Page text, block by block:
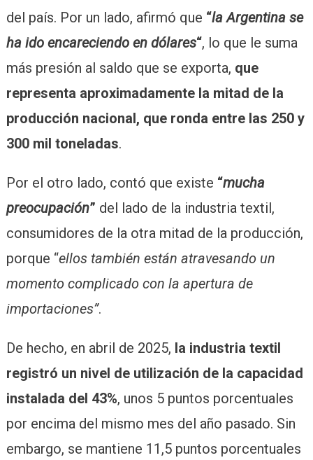
del país. Por un lado, afirmó que “la Argentina se
ha ido encareciendo en dólares“, lo que le suma
más presión al saldo que se exporta, que
representa aproximadamente la mitad de la
producción nacional, que ronda entre las 250 y
300 mil toneladas.
Por el otro lado, contó que existe “mucha
preocupación” del lado de la industria textil,
consumidores de la otra mitad de la producción,
porque “ellos también están atravesando un
momento complicado con la apertura de
importaciones”.
De hecho, en abril de 2025, la industria textil
registró un nivel de utilización de la capacidad
instalada del 43%, unos 5 puntos porcentuales
por encima del mismo mes del año pasado. Sin
embargo, se mantiene 11,5 puntos porcentuales